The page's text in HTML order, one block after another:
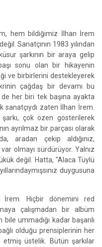
hem bildiğimiz İlhan İrem
Sanatçının 1983 yılından
şarkının bir araya gelip
sonu olan bir hikayenin
ve birbirlerini destekleyerek
çağdaş bir devamı bu
her biri tek başına ayakta
zaten İlhan İrem.
çok özen gösterilerek
ayrılmaz bir parçası olarak
aradan çekip aldığınız,
olmayı sürdürüyor. Yalnız
değil. Hatta, "Alaca Tüylü
duygusuna
Hiçbir dönemini red
çalışmadan bir albüm
ummadığı kadar başarılı
olduğu prensiplerinin her
üstelik. Bütün şarkılar